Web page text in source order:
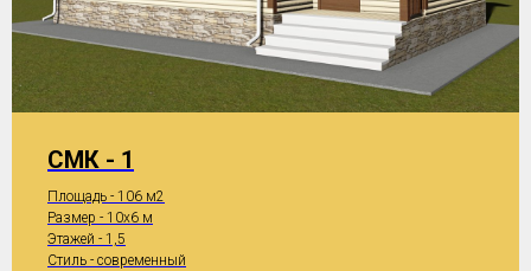
СМК - 1
Площадь - 106 м2
Размер - 10x6 м
Этажей - 1,5
Стиль - современный